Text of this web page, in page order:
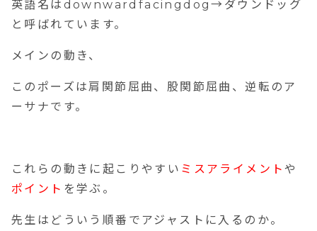
英語名は downwardfacingdog→ ダウンドッグ
と呼ばれています。
メインの動き、
このポーズは肩関節屈曲、股関節屈曲、逆転のア
ーサナです。
これらの動きに起こりやすい ミスアライメントや
ポイント を学ぶ。
先生はどういう順番でアジャストに入るのか。